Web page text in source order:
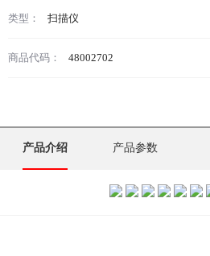
类型： 扫描仪
商品代码： 48002702
产品介绍 产品参数